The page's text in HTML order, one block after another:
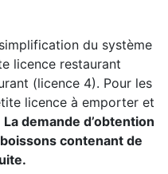
du système
licence restaurant
(licence 4). Pour les
licence à emporter et
La demande d’obtention
contenant de